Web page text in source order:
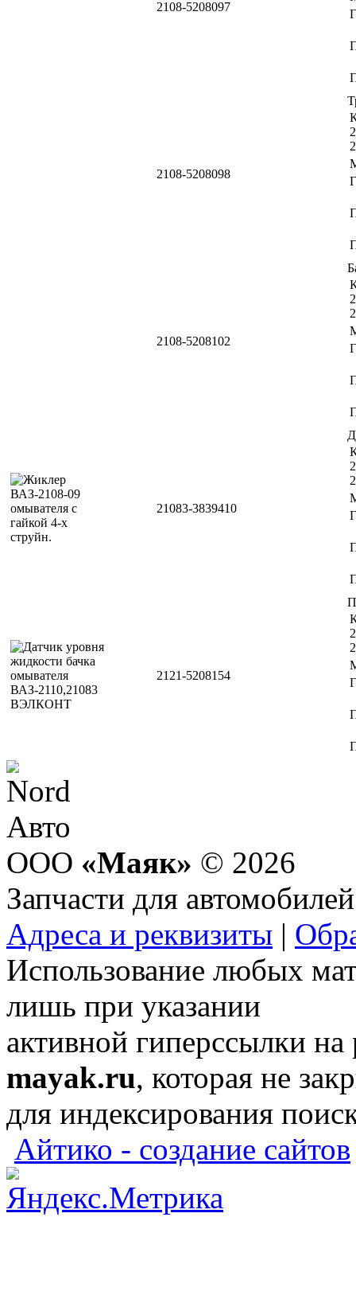
2108-5208097
2108-5208098
2108-5208102
21083-3839410
2121-5208154
ООО «Маяк» © 2026
Запчасти для автомобилей
Адреса и реквизиты |
Использование любых
лишь при указании
активной гиперссылки
mayak.ru, которая не
для индексирования
Айтико - создание сайтов